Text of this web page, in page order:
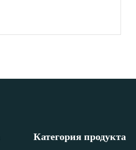
Категория продукта